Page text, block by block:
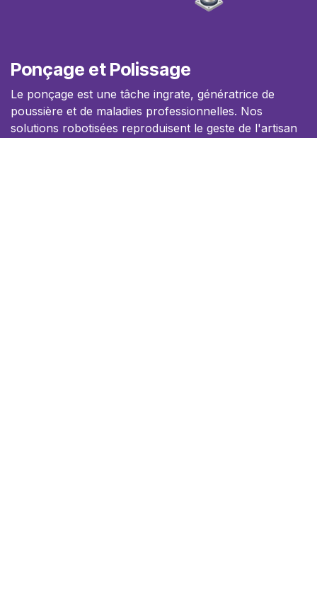
Ponçage et Polissage
Le ponçage est une tâche ingrate, génératrice de
poussière et de maladies professionnelles. Nos
solutions robotisées reproduisent le geste de l'artisan